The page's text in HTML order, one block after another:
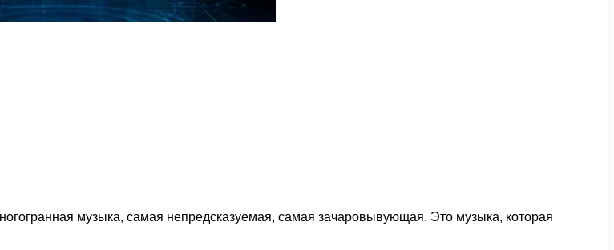
музыка, самая непредсказуемая, самая зачаровывующая. Это музыка, которая